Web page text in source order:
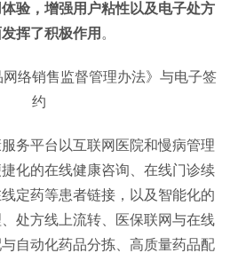
验，增强用户粘性以及电子处方
挥了积极作用 。
务平台以互联网医院和慢病管理
化的在线健康咨询、在线门诊续
定药等患者链接，以及智能化的
处方线上流转、医保联网与在线
自动化药品分拣、高质量药品配